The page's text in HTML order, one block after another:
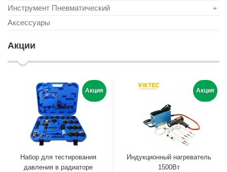
Инструмент Пневматический
+
Аксессуары
Акции
Акция
Набор для тестирования
давления в радиаторе
Акция
Индукционный нагреватель
1500Вт